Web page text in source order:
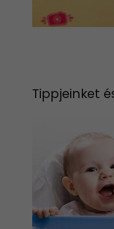
Tippjeinket